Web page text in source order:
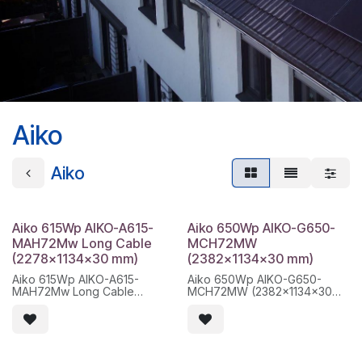
Aiko
Aiko
Aiko 615Wp AIKO-A615-
MAH72Mw Long Cable
(2278x1134x30 mm)
Aiko 615Wp AIKO-A615-
MAH72Mw Long Cable
Model fabricant: AIKO-A615-
MAH72Mw
Aiko 650Wp AIKO-G650-
MCH72MW
(2382x1134x30 mm)
Aiko 650Wp AIKO-G650-
MCH72MW (2382x1134x30
Modelo fabricante: AIKO-
G650-MCH72MW